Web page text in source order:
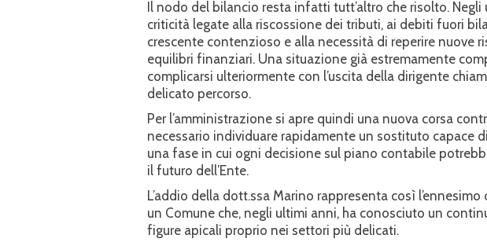
Il nodo del bilancio resta infatti tutt’altro che risolto. Negli
criticità legate alla riscossione dei tributi, ai debiti fuori
crescente contenzioso e alla necessità di reperire nuove
equilibri finanziari. Una situazione già estremamente
complicarsi ulteriormente con l’uscita della dirigente
delicato percorso.
Per l’amministrazione si apre quindi una nuova corsa
necessario individuare rapidamente un sostituto capace
una fase in cui ogni decisione sul piano contabile
il futuro dell’Ente.
L’addio della dott.ssa Marino rappresenta così
un Comune che, negli ultimi anni, ha conosciuto un
figure apicali proprio nei settori più delicati.